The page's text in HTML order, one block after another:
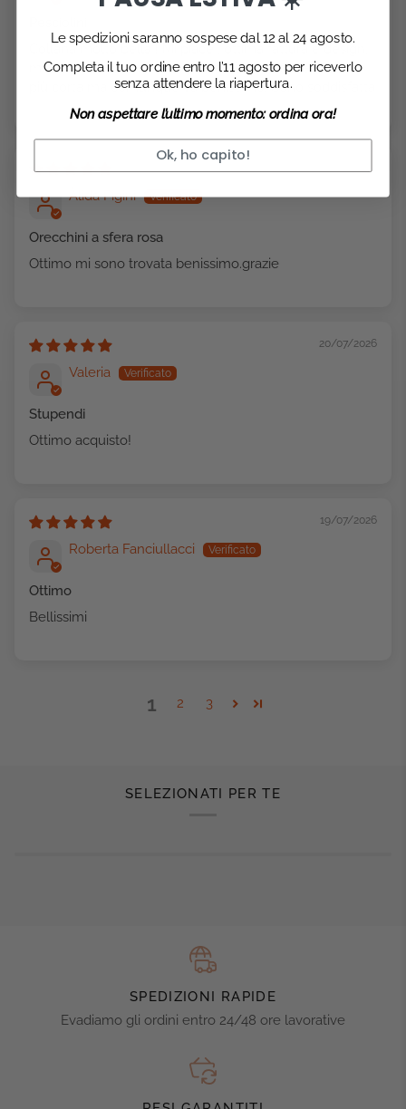
Collana molto bella ! Mi piace , ottima fattura e design,
mi hanno fatto tutti i complimenti , dal sito sembrava
più corta ma comunque va benissimo. Sono soddisfatta
Àlida Pigini
Orecchini a sfera rosa
Ottimo mi sono trovata benissimo.grazie
20/07/2026
Valeria
Stupendi
Ottimo acquisto!
19/07/2026
Roberta Fanciullacci
Ottimo
Bellissimi
1 2 3
SELEZIONATI PER TE
SPEDIZIONI RAPIDE
Evadiamo gli ordini entro 24/48 ore lavorative
Le spedizioni saranno sospese dal 12 al 24 agosto.
Completa il tuo ordine entro l’11 agosto per riceverlo
senza attendere la riapertura.
Non aspettare l’ultimo momento: ordina ora!
Ok, ho capito!